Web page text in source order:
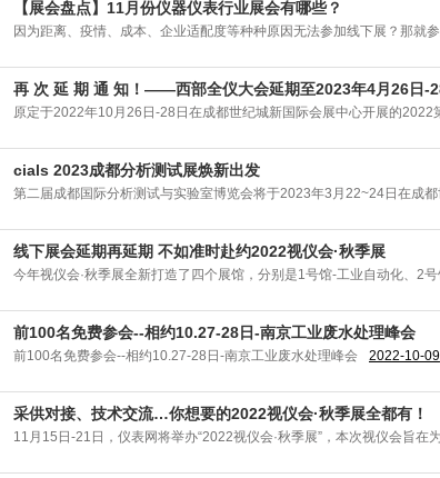
【展会盘点】11月份仪器仪表行业展会有哪些？
因为距离、疫情、成本、企业适配度等种种原因无法参加线下展？那就参
再 次 延 期 通 知！——西部全仪大会延期至2023年4月26日-
原定于2022年10月26日-28日在成都世纪城新国际会展中心开展的2022
cials 2023成都分析测试展焕新出发
第二届成都国际分析测试与实验室博览会将于2023年3月22~24日在成
线下展会延期再延期 不如准时赴约2022视仪会·秋季展
今年视仪会·秋季展全新打造了四个展馆，分别是1号馆-工业自动化、2
前100名免费参会--相约10.27-28日-南京工业废水处理峰会
前100名免费参会--相约10.27-28日-南京工业废水处理峰会 2022-10-09
采供对接、技术交流…你想要的2022视仪会·秋季展全都有！
11月15日-21日，仪表网将举办“2022视仪会·秋季展”，本次视仪会旨在